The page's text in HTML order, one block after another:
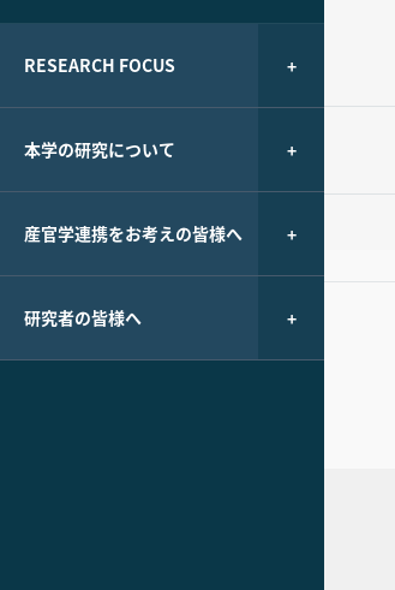
RESEARCH FOCUS
本学の研究について
産官学連携をお考えの皆様へ
研究者の皆様へ